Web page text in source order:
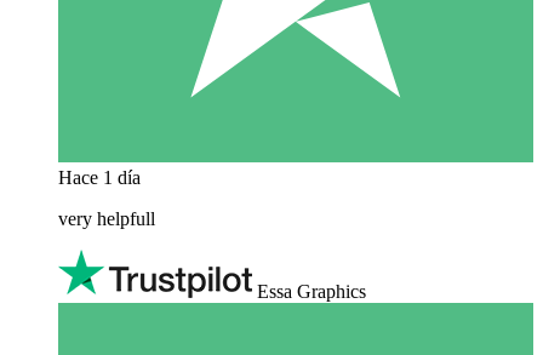
Hace 1 día
very helpfull
Essa Graphics